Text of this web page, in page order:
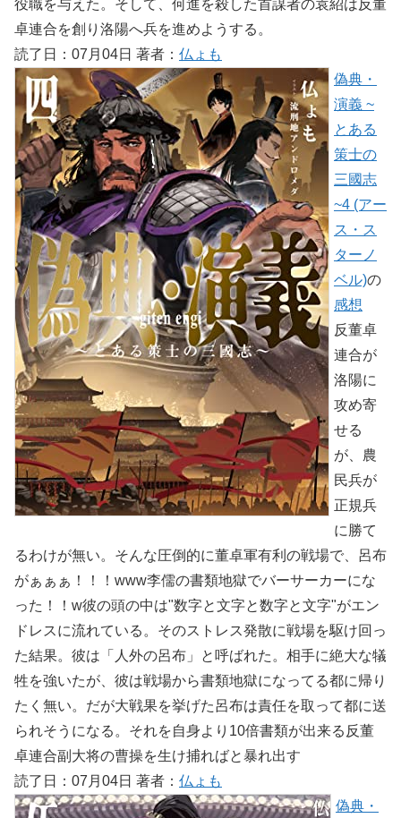
役職を与えた。そして、何進を殺した首謀者の袁紹は反董
卓連合を創り洛陽へ兵を進めようする。
読了日：07月04日 著者： 仏ょも
偽典・
演義 ~
とある
策士の
三國志
~4 (アー
ス・ス
ターノ
ベル)の
感想
反董卓
連合が
洛陽に
攻め寄
せる
が、農
民兵が
正規兵
に勝て
るわけが無い。そんな圧倒的に董卓軍有利の戦場で、呂布
がぁぁぁ！！！www李儒の書類地獄でバーサーカーにな
った！！w彼の頭の中は"数字と文字と数字と文字"がエン
ドレスに流れている。そのストレス発散に戦場を駆け回っ
た結果。彼は「人外の呂布」と呼ばれた。相手に絶大な犠
牲を強いたが、彼は戦場から書類地獄になってる都に帰り
たく無い。だが大戦果を挙げた呂布は責任を取って都に送
られそうになる。それを自身より10倍書類が出来る反董
卓連合副大将の曹操を生け捕ればと暴れ出す
読了日：07月04日 著者： 仏ょも
偽典・